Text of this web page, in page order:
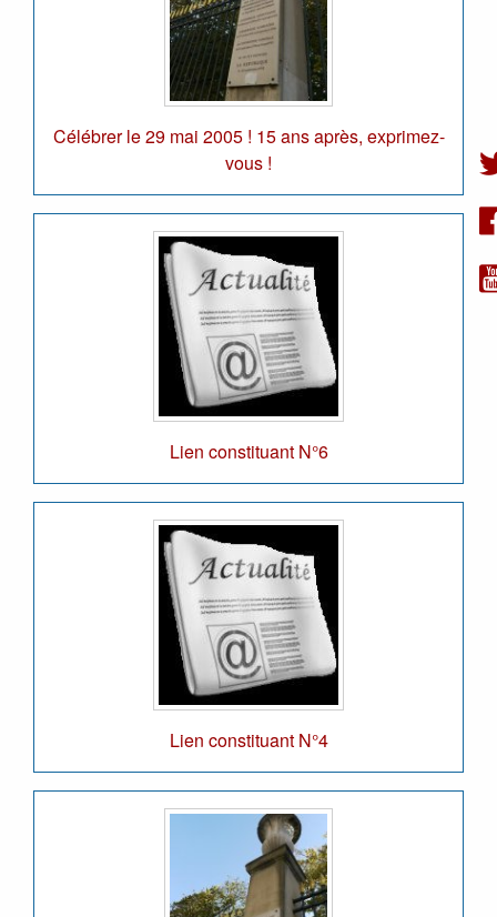
Célébrer le 29 mai 2005 ! 15 ans après, exprimez-
vous !
Lien constituant N°6
Lien constituant N°4